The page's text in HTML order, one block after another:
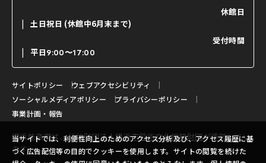
当サイトでは、利便性向上のためのアクセス分析及び、アクセス履歴に基
づく広告配信等の目的でクッキーを使用します。サイトの閲覧を続けた
ご寄附について
よくいただくご質問
お問い合わせ
休館日
土日祝日 (休館中6月末まで)
受付時間
平日9:00〜17:00
サイトポリシー
ウェブアクセシビリティ
ソーシャルメディアポリシー
プライバシーポリシー
事業計画・報告
横浜能楽堂は、公益財団法人横浜市芸術文化振興財団が運営してい
ます。